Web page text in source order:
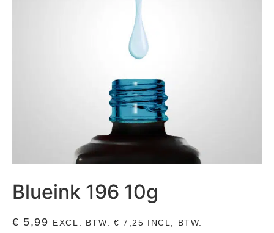
Blueink 196 10g
€ 5,99 EXCL. BTW. € 7,25 INCL, BTW.